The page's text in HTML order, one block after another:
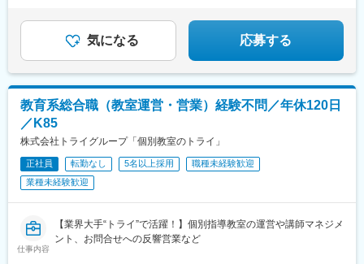
西口駅、古市駅(広島県)、広大附属学校前駅、広電西広島・己斐
駅、栗林公園北口駅、栗林駅、はりまや橋駅、小倉駅(福岡県)、城
野駅(北九州高速鉄道)、徳力嵐山口駅、黒崎駅、三ケ森駅、原町
駅、西鉄千早駅、箱崎九大前駅、新大工町駅、上熊本駅(路面電
車)、郡元駅(鹿児島市電)、谷山駅(指宿枕崎線)、ロープウェイ入口
駅、中央図書館前駅、太子堂駅、本八幡駅(総武線)、東海神駅、京
成千葉駅、東向島駅、浅草駅、国道駅、南富山駅、北府駅、森小
路三条駅、畝傍駅、宇品二丁目駅、福島町駅、蓮池町通駅、旦過
駅、西黒崎駅、伊賀駅、香椎宮前駅、箱崎宮前駅、市役所駅(長崎
県)、本妙寺入口駅、涙橋駅
す。詳細は別途お問い合わせください。
駅、上大岡駅、横浜駅、平沼橋駅、みなとみらい駅、本郷駅(長野
県)、北長野駅、安茂里駅、篠ノ井駅、南松本駅、新潟駅、大町駅
(富山県)、野町駅、小松駅、武生駅、桜橋駅(静岡県)、春日町駅、
駅、野並駅、金山駅(愛知県)、尾張一宮駅、春田駅、上飯田駅、勝
川駅、小幡駅、三郷駅(愛知県)、瀬戸口駅、藤が丘駅(愛知県)、長
久手古戦場駅、赤池駅(愛知県)、神沢駅、鳴海駅、南大高駅、有松
駅、知立駅、刈谷駅、太田川駅、前後駅、星川駅(三重県)、鈴鹿市
駅、茨木駅、枚方市駅、放出駅、四条畷駅、住道駅、千林大宮
駅、天王寺駅前駅、大阪上本町駅、新石切駅、平野駅(地下鉄)、鳳
営)、西院駅(阪急線)、宇治駅(奈良線)、新田辺駅、松井山手駅、彦
根駅、大和八木駅、大元駅、高島駅(岡山県)、米子駅、山口駅(山
気になる 応募する
教育系総合職（教室運営・営業）経験不問／年休120日
／K85
株式会社トライグループ「個別教室のトライ」
正社員 転勤なし 5名以上採用
職種未経験歓迎
業種未経験歓迎
仕事内容
【業界大手“トライ”で活躍！】個別指導教室の運営や講師マネジメ
ント、お問合せへの反響営業など